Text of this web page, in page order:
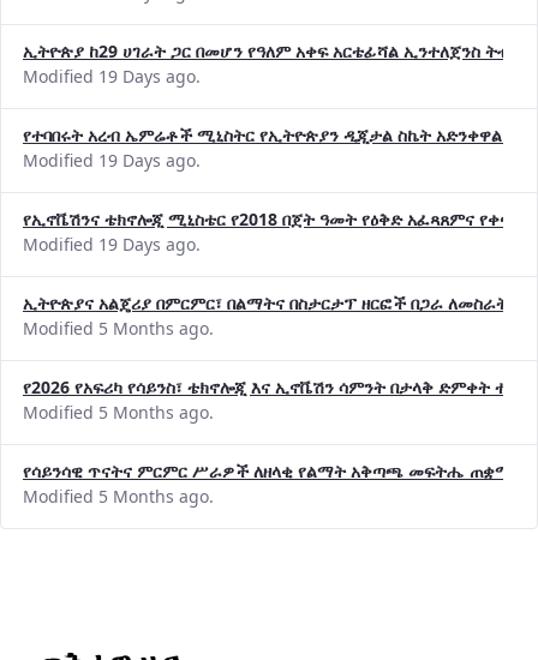
ኢትዮጵያ ከ29 ሀገራት ጋር በመሆን የዓለም አቀፍ አርቴፊሻል ኢንተለጀንስ
Modified 19 Days ago.
የተባበሩት አረብ ኤምሬቶች ሚኒስትር የኢትዮጵያን ዲጂታል ስኬት አድንቀዋል
Modified 19 Days ago.
የኢኖቬሽንና ቴክኖሎጂ ሚኒስቴር የ2018 በጀት ዓመት የዕቅድ አፈጻጸምና
Modified 19 Days ago.
ኢትዮጵያና አልጄሪያ በምርምር፣ በልማትና በስታርታፕ ዘርፎች በጋራ ለመስራት
Modified 5 Months ago.
የ2026 የአፍሪካ የሳይንስ፣ ቴክኖሎጂ እና ኢኖቬሽን ሳምንት በታላቅ ድምቀት
Modified 5 Months ago.
የሳይንሳዊ ጥናትና ምርምር ሥራዎች ለዘላቂ የልማት አቅጣጫ መፍትሔ ጠቋሚ
Modified 5 Months ago.